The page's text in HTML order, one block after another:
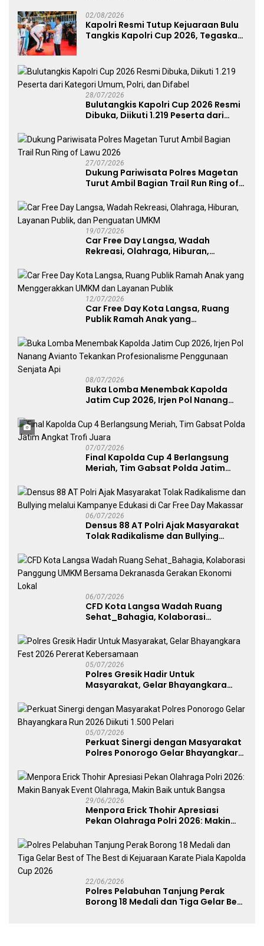
02/08/2026
Kapolri Resmi Tutup Kejuaraan Bulu
Tangkis Kapolri Cup 2026, Tegaskan
28/07/2026
Bulutangkis Kapolri Cup 2026 Resmi
Dibuka, Diikuti 1.219 Peserta dari
27/07/2026
Dukung Pariwisata Polres Magetan
Turut Ambil Bagian Trail Run Ring of
19/07/2026
Car Free Day Langsa, Wadah
Rekreasi, Olahraga, Hiburan,
UMKM
12/07/2026
Car Free Day Kota Langsa, Ruang
Publik Ramah Anak yang
Publik
08/07/2026
Buka Lomba Menembak Kapolda
Jatim Cup 2026, Irjen Pol Nanang
Penggunaan Senjata Api
07/07/2026
Final Kapolda Cup 4 Berlangsung
Meriah, Tim Gabsat Polda Jatim
06/07/2026
Densus 88 AT Polri Ajak Masyarakat
Tolak Radikalisme dan Bullying
Free Day Makassar
06/07/2026
CFD Kota Langsa Wadah Ruang
Sehat_Bahagia, Kolaborasi
Dekranasda Gerakan Ekonomi Lokal
05/07/2026
Polres Gresik Hadir Untuk
Masyarakat, Gelar Bhayangkara
05/07/2026
Perkuat Sinergi dengan Masyarakat
Polres Ponorogo Gelar Bhayangkara
29/06/2026
Menpora Erick Thohir Apresiasi
Pekan Olahraga Polri 2026: Makin
untuk Bangsa
22/06/2026
Polres Pelabuhan Tanjung Perak
Borong 18 Medali dan Tiga Gelar Best